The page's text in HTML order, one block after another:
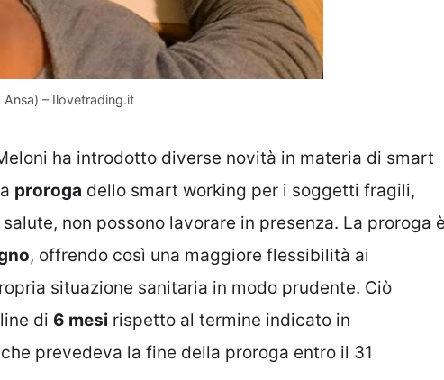
– Ilovetrading.it
ha introdotto diverse novità in materia di smart
proroga dello smart working per i soggetti fragili,
non possono lavorare in presenza. La proroga
, offrendo così una maggiore flessibilità ai
situazione sanitaria in modo prudente. Ciò
di 6 mesi rispetto al termine indicato in
prevedeva la fine della proroga entro il 31